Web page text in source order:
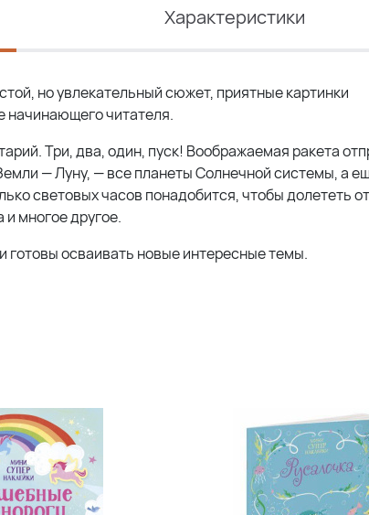
Характеристики
но увлекательный сюжет, приятные картинки
начинающего читателя.
Три, два, один, пуск! Воображаемая ракета
— Луну, — все планеты Солнечной системы, а
световых часов понадобится, чтобы долететь
многое другое.
готовы осваивать новые интересные темы.